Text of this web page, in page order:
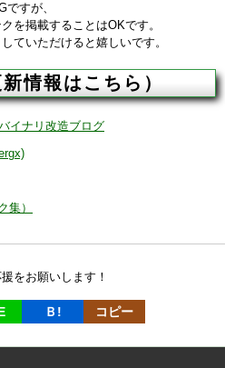
すが、
を掲載することはOKです。
ていただけると嬉しいです。
情報はこちら）
イナリ改造ブログ
集）
をお願いします！
Ｂ! コピー